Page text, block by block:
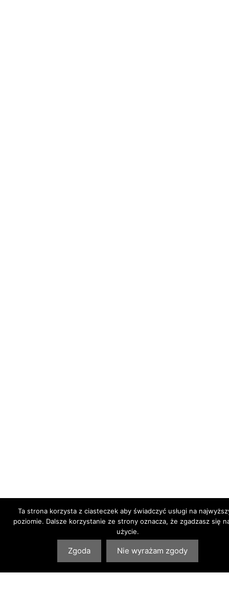
Ta strona korzysta z ciasteczek aby świadczyć usługi na
poziomie. Dalsze korzystanie ze strony oznacza, że zgadzasz się
użycie.
Zgoda Nie wyrażam zgody